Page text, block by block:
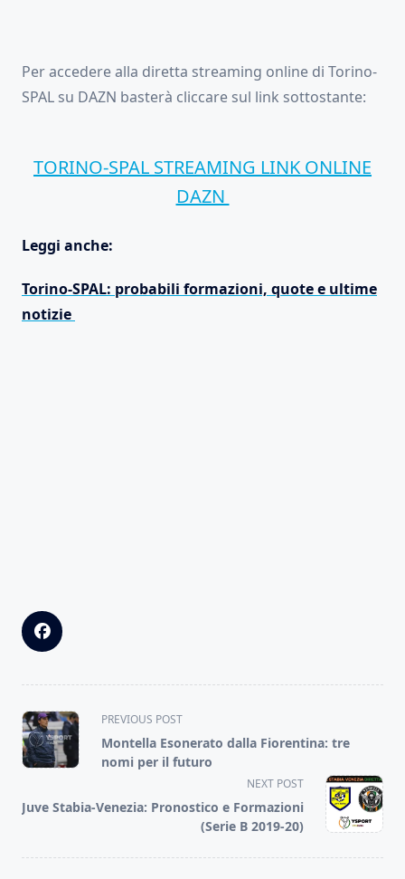
Per accedere alla diretta streaming online di Torino-
SPAL su DAZN basterà cliccare sul link sottostante:
TORINO-SPAL STREAMING LINK ONLINE
DAZN
Leggi anche:
Torino-SPAL: probabili formazioni, quote e ultime
notizie
<span
class="nav-
subtitle
reader-
PREVIOUS POST
Montella Esonerato dalla Fiorentina: tre
nomi per il futuro
NEXT POST
Juve Stabia-Venezia: Pronostico e Formazioni
(Serie B 2019-20)